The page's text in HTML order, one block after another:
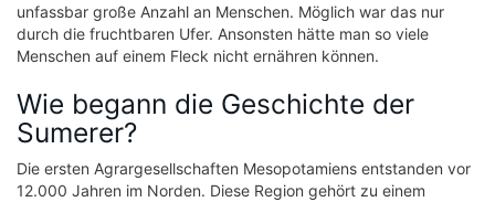
unfassbar große Anzahl an Menschen. Möglich war das nur
durch die fruchtbaren Ufer. Ansonsten hätte man so viele
Menschen auf einem Fleck nicht ernähren können.
Wie begann die Geschichte der
Sumerer?
Die ersten Agrargesellschaften Mesopotamiens entstanden vor
12.000 Jahren im Norden. Diese Region gehört zu einem